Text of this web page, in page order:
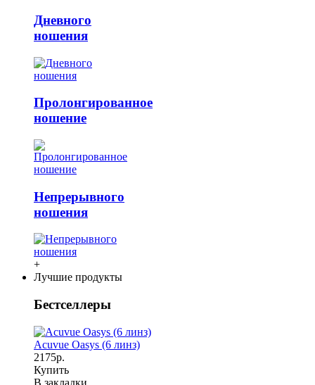
Дневного
ношения
Пролонгированное
ношение
Непрерывного
ношения
+
Лучшие продукты
Бестселлеры
Acuvue Oasys (6 линз)
2175р.
Купить
В закладки